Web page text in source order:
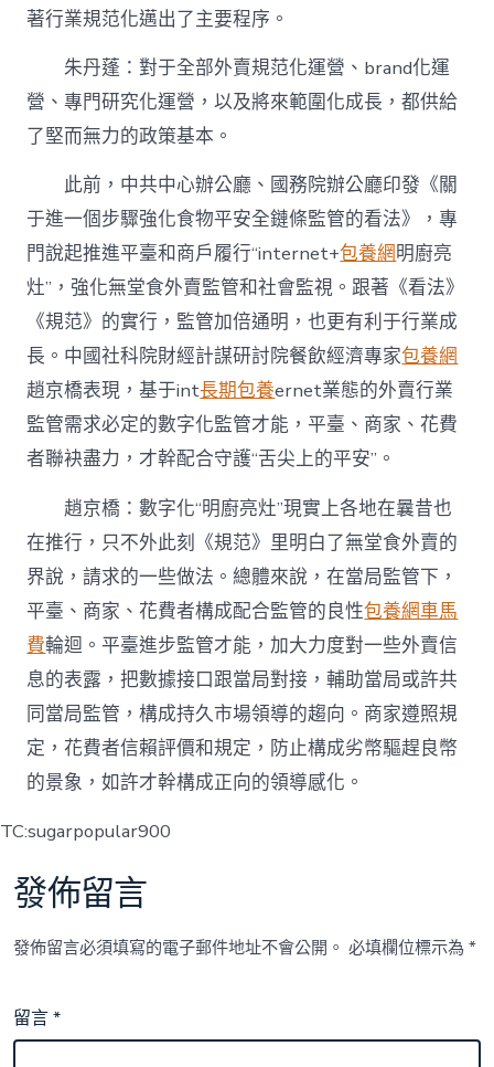
著行業規范化邁出了主要程序。
朱丹蓬：對于全部外賣規范化運營、brand化運
營、專門研究化運營，以及將來範圍化成長，都供給
了堅而無力的政策基本。
此前，中共中心辦公廳、國務院辦公廳印發《關
于進一個步驟強化食物平安全鏈條監管的看法》，專
門說起推進平臺和商戶履行“internet+包養網明廚亮
灶”，強化無堂食外賣監管和社會監視。跟著《看法》
《規范》的實行，監管加倍通明，也更有利于行業成
長。中國社科院財經計謀研討院餐飲經濟專家包養網
趙京橋表現，基于int長期包養ernet業態的外賣行業
監管需求必定的數字化監管才能，平臺、商家、花費
者聯袂盡力，才幹配合守護“舌尖上的平安”。
趙京橋：數字化“明廚亮灶”現實上各地在曩昔也
在推行，只不外此刻《規范》里明白了無堂食外賣的
界說，請求的一些做法。總體來說，在當局監管下，
平臺、商家、花費者構成配合監管的良性包養網車馬
費輪迴。平臺進步監管才能，加大力度對一些外賣信
息的表露，把數據接口跟當局對接，輔助當局或許共
同當局監管，構成持久市場領導的趨向。商家遵照規
定，花費者信賴評價和規定，防止構成劣幣驅趕良幣
的景象，如許才幹構成正向的領導感化。
TC:sugarpopular900
發佈留言
發佈留言必須填寫的電子郵件地址不會公開。 必填欄位標示為*
留言*